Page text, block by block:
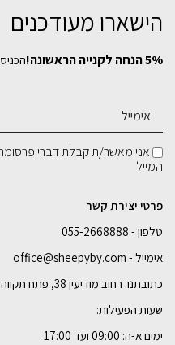
בחירת
שולחן כתיבה Jul מתכת (עומק 50 ס"מ)
₪1,249
בחירת רוחב:
ספסל מתכת SON
₪559
בחירת רוחב:
הישארו מעודכנים
5% הנחה לקנייה הראשונה!
אני מאשר/ת קבלת דברי
המייל
פרטי יצירת קשר
טלפון - 055-2668888
אימייל - office@sheepyby.com
כתובתנו: רחוב מודיעין 38, פתח תקווה (אולם תצוגה + מחסן איסופים עצמאיים)
שעות הפעילות:
ימים א-ה: 09:00 ועד 17:00